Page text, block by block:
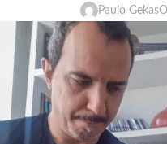
Paulo Gekas